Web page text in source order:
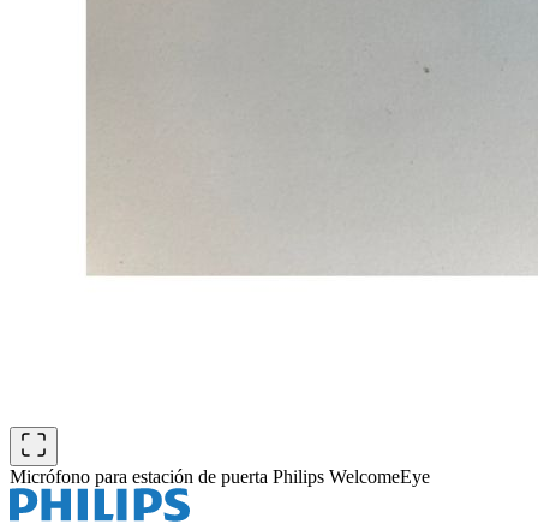
Micrófono para estación de puerta Philips WelcomeEye